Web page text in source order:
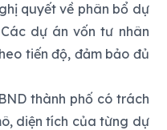
quyết về phân bổ dự
dự án vốn tư nhân
tiến độ, đảm bảo đủ
thành phố có trách
diện tích của từng dự